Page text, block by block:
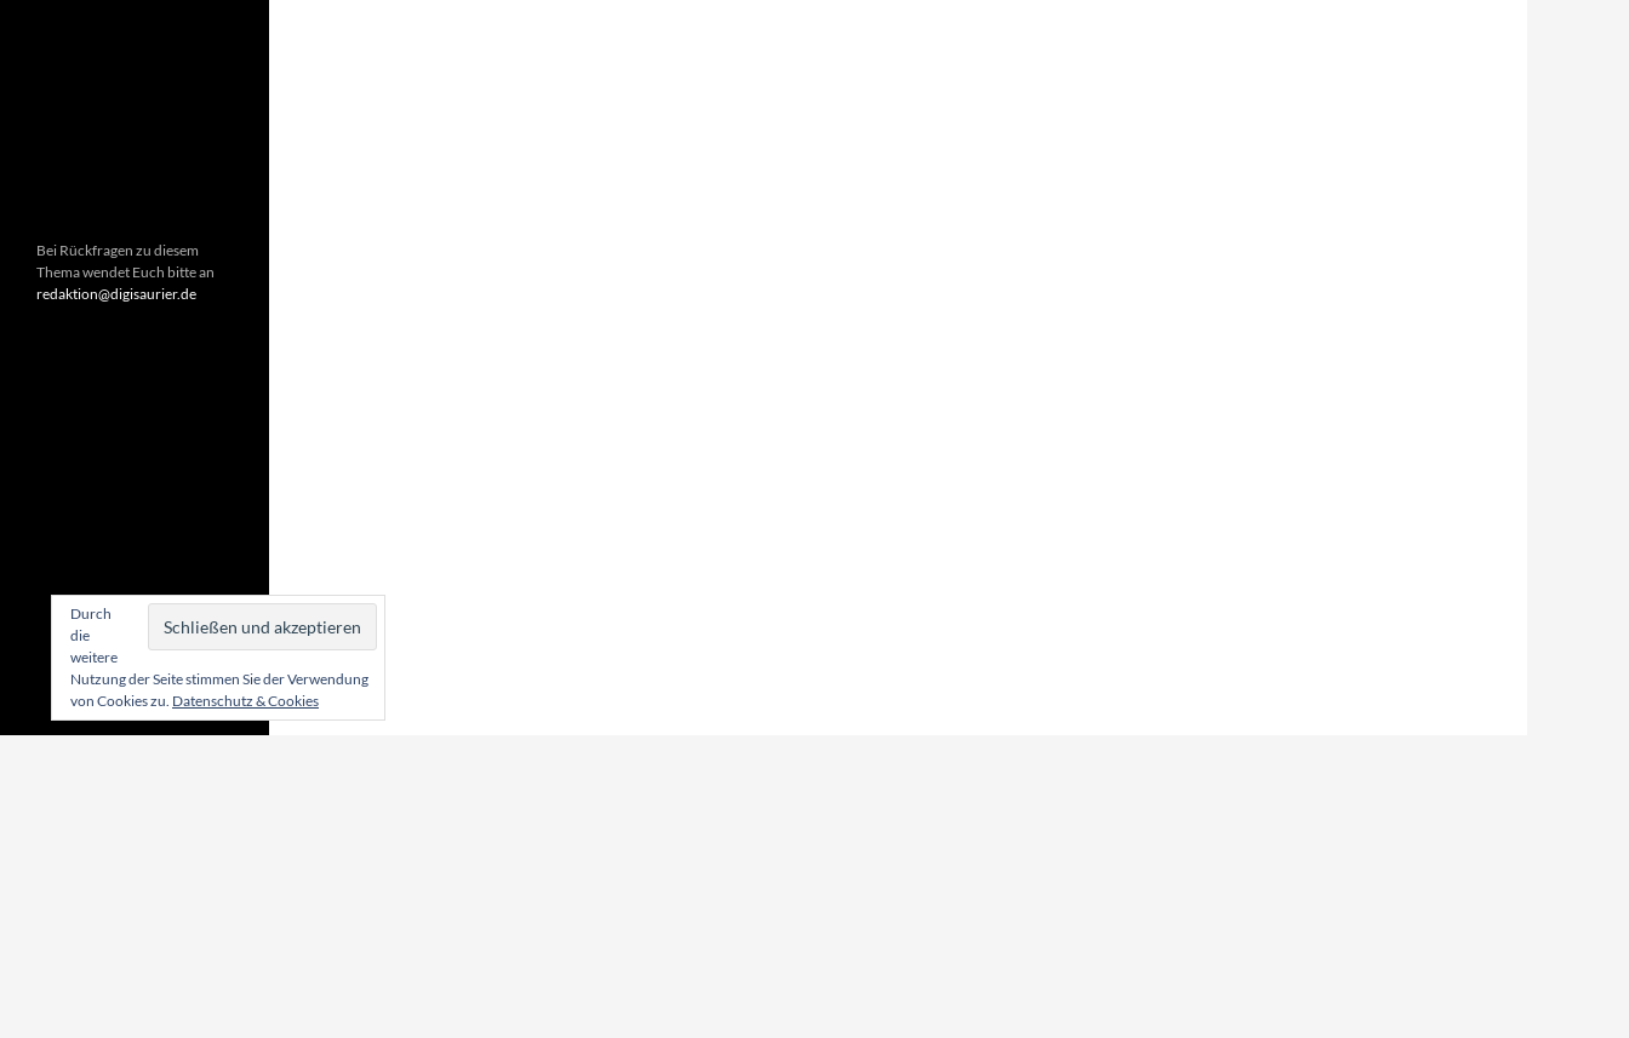
Bei Rückfragen zu diesem
Thema wendet Euch bitte an
redaktion@digisaurier.de
Durch
die
weitere
Nutzung der Seite stimmen Sie der Verwendung
von Cookies zu. Datenschutz & Cookies